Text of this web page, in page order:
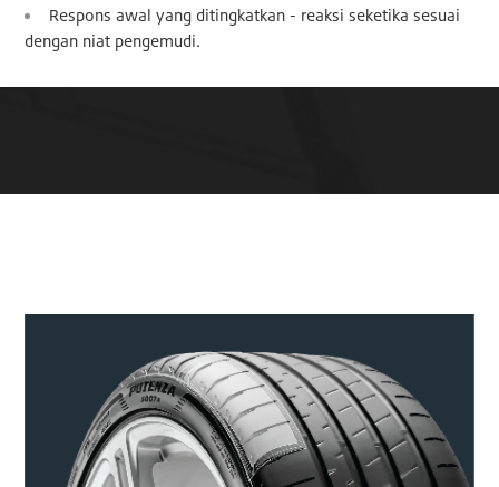
Respons awal yang ditingkatkan - reaksi seketika sesuai
dengan niat pengemudi.